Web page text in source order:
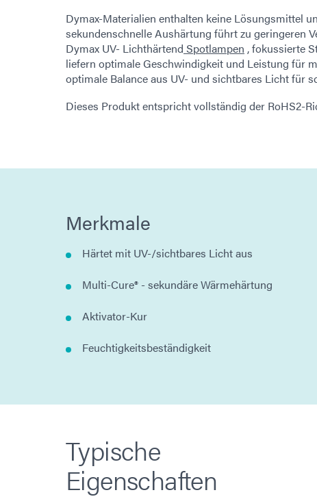
Dymax-Materialien enthalten keine Lösungsmittel
sekundenschnelle Aushärtung führt zu geringeren
Dymax UV- Lichthärtend Spotlampen , fokussierte
liefern optimale Geschwindigkeit und Leistung für
optimale Balance aus UV- und sichtbares Licht für
Dieses Produkt entspricht vollständig der RoHS2-
Merkmale
Härtet mit UV-/sichtbares Licht aus
Multi-Cure® - sekundäre Wärmehärtung
Aktivator-Kur
Feuchtigkeitsbeständigkeit
Typische
Eigenschaften